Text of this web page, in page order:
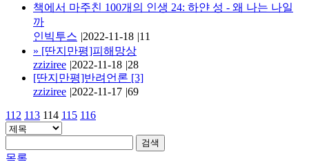
책에서 마주친 100개의 인생 24: 하얀 성 - 왜 나는 나일
까
인빅투스 |2022-11-18 |11
» [딴지만평]피해망상
zziziree |2022-11-18 |28
[딴지만평]반려언론 [3]
zziziree |2022-11-17 |69
112 113 114 115 116
검색
목록